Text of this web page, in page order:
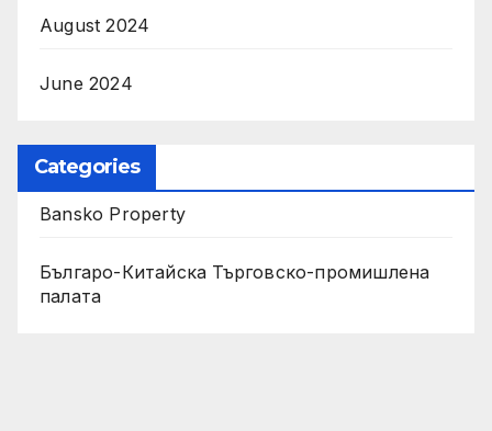
August 2024
June 2024
Categories
Bansko Property
Българо-Китайска Търговско-промишлена
палaта